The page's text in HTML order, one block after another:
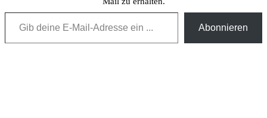
Gib deine E-Mail-Adresse ein ...
Abonnieren